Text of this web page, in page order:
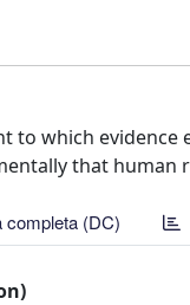
to which
that
completa (DC)